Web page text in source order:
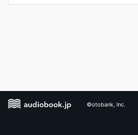
©otobank, Inc.